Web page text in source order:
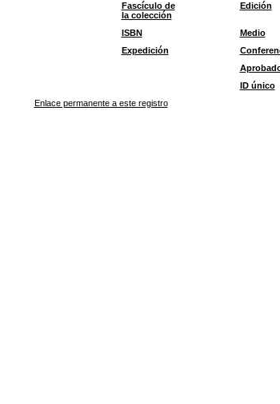
Fascículo de
la colección
Edición
ISBN
Medio
Expedición
ID único
Enlace permanente a este registro